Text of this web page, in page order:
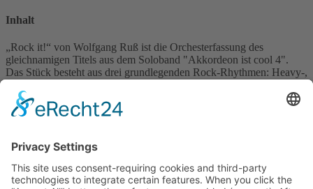
Inhalt
„Rock it!“ von Wolfgang Ruß ist die Orchesterfassung des
gleichnamigen Titels aus dem Soloband "Akkordeon ist cool 4".
Das Stück besteht aus drei grundlegenden Rock-Rhythmen: Heavy-,
zusammenhängendes Vortragsstück von ca. 3 Minuten Spieldauer.
Schwierigkeitsgrad mittel.
beschränkt. Dabei ist die 3. Stimme und der Bass auf einem Blatt als
Akkordeon übernommen werden. Das Stück ist somit bereits mit
drei Akkordeons spielbar (z.B. zwei Schüler und ein